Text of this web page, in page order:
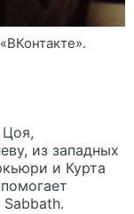
из западных
и Курта